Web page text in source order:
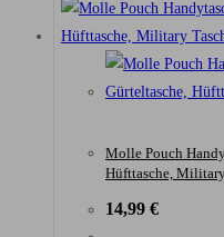
Molle Pouch
Hüfttasche,
14,99 €